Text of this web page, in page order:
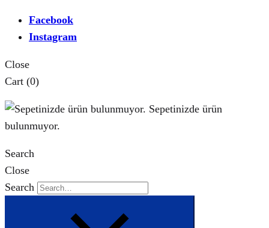
Facebook
Instagram
Close
Cart (0)
Sepetinizde ürün
bulunmuyor.
Search
Close
Search